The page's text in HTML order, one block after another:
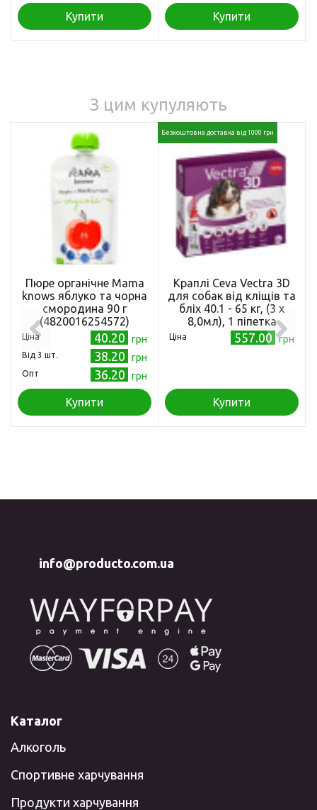
Купити Купити
З цим купуляють
Пюре органічне Mama
knows яблуко та чорна
смородина 90 г
(4820016254572)
Ціна 40.20 грн
Від 3 шт. 38.20 грн
Опт 36.20 грн
Купити
Безкоштовна доставка від 1000 грн
Краплі Ceva Vectra 3D
для собак від кліщів та
бліх 40.1 - 65 кг, (3 х
8,0мл), 1 піпетка
Ціна 557.00 грн
Купити
info@producto.com.ua
Каталог
Алкоголь
Спортивне харчування
Продукти харчування